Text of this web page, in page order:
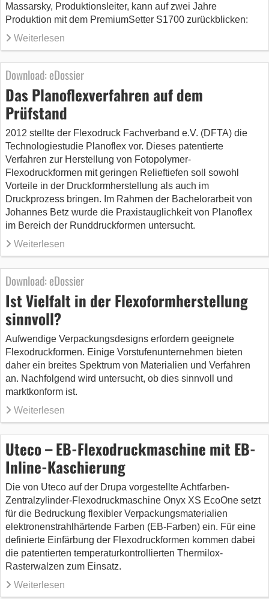
Massarsky, Produktionsleiter, kann auf zwei Jahre
Produktion mit dem PremiumSetter S1700 zurückblicken:
Weiterlesen
Download: eDossier
Das Planoflexverfahren auf dem
Prüfstand
2012 stellte der Flexodruck Fachverband e.V. (DFTA) die
Technologiestudie Planoflex vor. Dieses patentierte
Verfahren zur Herstellung von Fotopolymer-
Flexodruckformen mit geringen Relieftiefen soll sowohl
Vorteile in der Druckformherstellung als auch im
Druckprozess bringen. Im Rahmen der Bachelorarbeit von
Johannes Betz wurde die Praxistauglichkeit von Planoflex
im Bereich der Runddruckformen untersucht.
Weiterlesen
Download: eDossier
Ist Vielfalt in der Flexoformherstellung
sinnvoll?
Aufwendige Verpackungsdesigns erfordern geeignete
Flexodruckformen. Einige Vorstufenunternehmen bieten
daher ein breites Spektrum von Materialien und Verfahren
an. Nachfolgend wird untersucht, ob dies sinnvoll und
marktkonform ist.
Weiterlesen
Uteco – EB-Flexodruckmaschine mit EB-
Inline-Kaschierung
Die von Uteco auf der Drupa vorgestellte Achtfarben-
Zentralzylinder-Flexodruckmaschine Onyx XS EcoOne setzt
für die Bedruckung flexibler Verpackungsmaterialien
elektronenstrahlhärtende Farben (EB-Farben) ein. Für eine
definierte Einfärbung der Flexodruckformen kommen dabei
die patentierten temperaturkontrollierten Thermilox-
Rasterwalzen zum Einsatz.
Weiterlesen